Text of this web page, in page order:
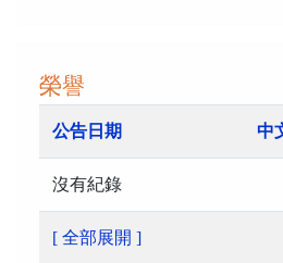
榮譽
公告日期 中
沒有紀錄
[ 全部展開 ]